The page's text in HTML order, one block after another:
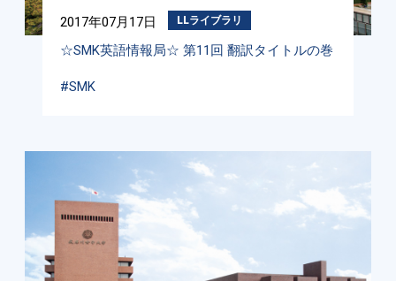
2017年07月17日 LLライブラリ
☆SMK英語情報局☆ 第11回 翻訳タイトルの巻
#SMK